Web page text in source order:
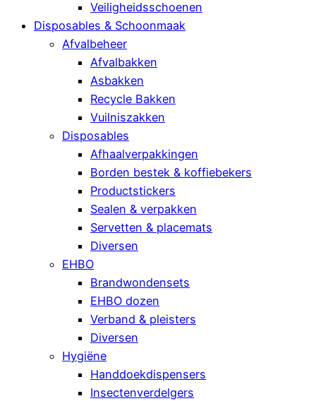
Veiligheidsschoenen
Disposables & Schoonmaak
Afvalbeheer
Afvalbakken
Asbakken
Recycle Bakken
Vuilniszakken
Disposables
Afhaalverpakkingen
Borden bestek & koffiebekers
Productstickers
Sealen & verpakken
Servetten & placemats
Diversen
EHBO
Brandwondensets
EHBO dozen
Verband & pleisters
Diversen
Hygiëne
Handdoekdispensers
Insectenverdelgers